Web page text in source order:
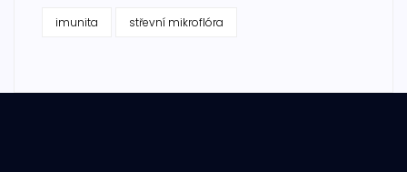
imunita střevní mikroflóra